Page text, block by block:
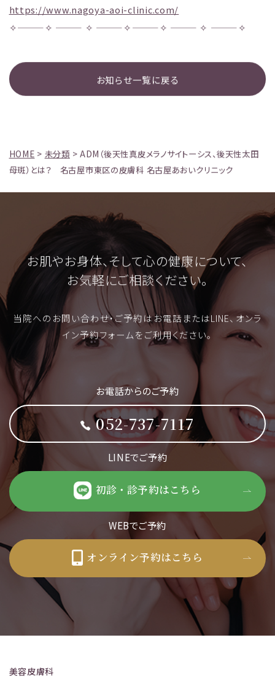
https://www.nagoya-aoi-clinic.com/
✧———✧ ——— ✧ ———✧———✧ ——— ✧ ———✧
お知らせ一覧に戻る
HOME > 未分類 > ADM（後天性真皮メラノサイトーシス、後天性太田
母斑）とは？ 名古屋市東区の皮膚科 名古屋あおいクリニック
お肌やお身体、そして心の健康について、
お気軽にご相談ください。
当院へのお問い合わせ・ご予約はお電話またはLINE、オンラ
イン予約フォームをご利用ください。
お電話からのご予約
052-737-7117
LINEでご予約
初診・診予約はこちら
WEBでご予約
オンライン予約はこちら
美容皮膚科